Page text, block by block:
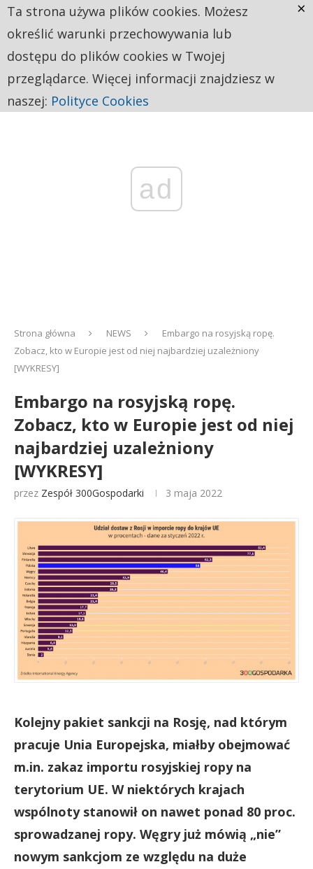
ad
Strona główna NEWS
Embargo na rosyjską ropę.
Zobacz, kto w Europie jest od niej najbardziej uzależniony
[WYKRESY]
Embargo na rosyjską ropę.
Zobacz, kto w Europie jest od niej
najbardziej uzależniony
[WYKRESY]
przez Zespół 300Gospodarki 3 maja 2022
Kolejny pakiet sankcji na Rosję, nad którym
pracuje Unia Europejska, miałby obejmować
m.in. zakaz importu rosyjskiej ropy na
terytorium UE. W niektórych krajach
wspólnoty stanowił on nawet ponad 80 proc.
sprowadzanej ropy. Węgry już mówią „nie”
nowym sankcjom ze względu na duże
Ta strona używa plików cookies. Możesz
określić warunki przechowywania lub
dostępu do plików cookies w Twojej
przeglądarce. Więcej informacji znajdziesz w
naszej: Polityce Cookies
×